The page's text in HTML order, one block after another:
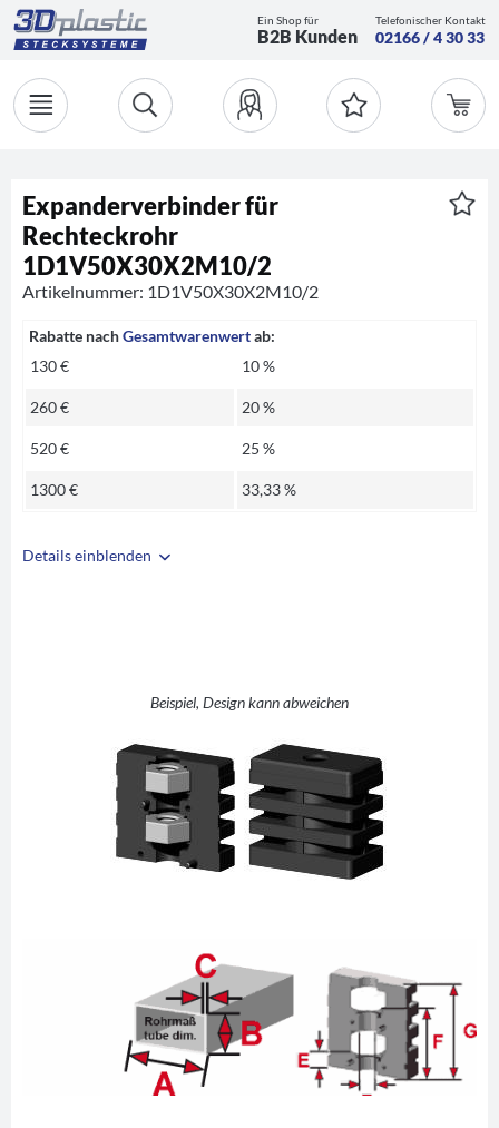
Ein Shop für
B2B Kunden
Telefonischer Kontakt
02166 / 4 30 33
Details einblenden
Beispiel, Design kann abweichen
Expanderverbinder für
Rechteckrohr
1D1V50X30X2M10/2
Artikelnummer: 1D1V50X30X2M10/2
Rabatte nachGesamtwarenwertab:
130 €
10 %
260 € 20 %
520 € 25 %
1300 € 33,33 %